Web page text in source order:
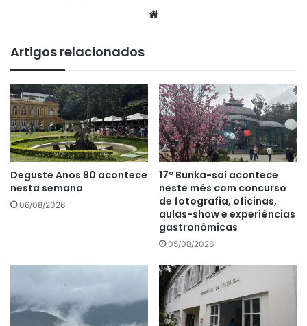
Artigos relacionados
Deguste Anos 80 acontece
nesta semana
06/08/2026
17º Bunka-sai acontece
neste mês com concurso
de fotografia, oficinas,
aulas-show e experiências
gastronômicas
05/08/2026